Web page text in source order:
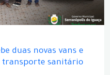
duas novas vans e
transporte sanitário